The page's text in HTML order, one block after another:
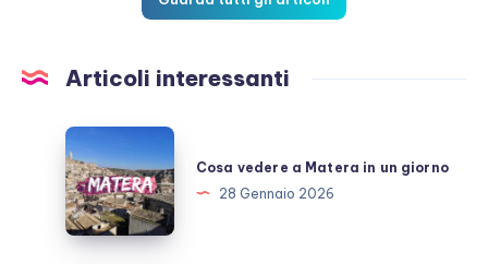
Articoli interessanti
Cosa
vedere
a
Matera
Cosa vedere a Matera in un giorno
28 Gennaio 2026